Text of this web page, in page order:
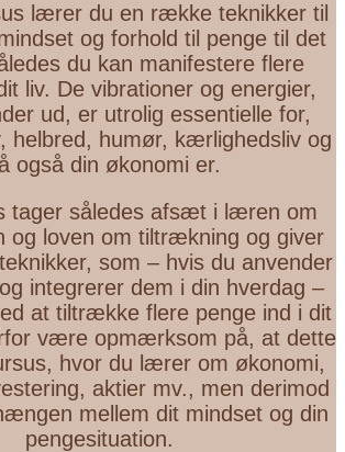
lærer du en række teknikker til
og forhold til penge til det
du kan manifestere flere
liv. De vibrationer og energier,
ud, er utrolig essentielle for,
helbred, humør, kærlighedsliv og
også din økonomi er.
tager således afsæt i læren om
og loven om tiltrækning og giver
som – hvis du anvender
integrerer dem i din hverdag –
at tiltrække flere penge ind i dit
være opmærksom på, at dette
hvor du lærer om økonomi,
aktier mv., men derimod
mellem dit mindset og din
pengesituation.